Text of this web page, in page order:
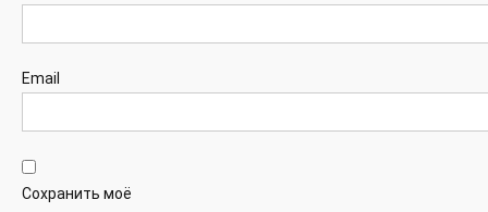
Email
Сохранить моё